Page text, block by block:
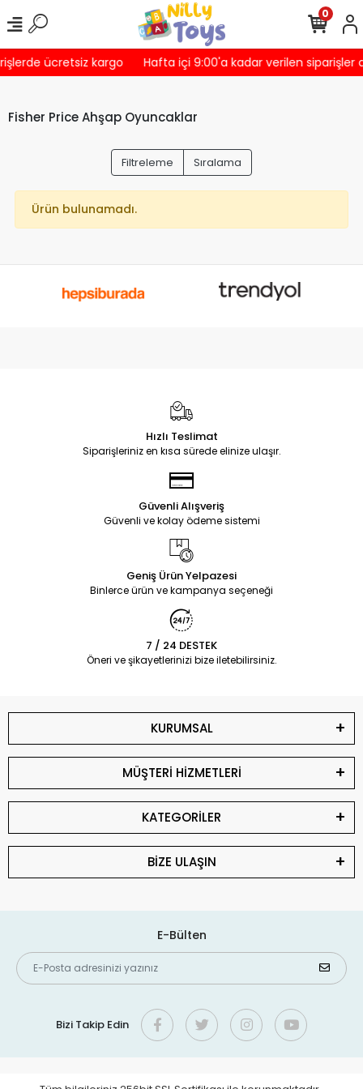
ücretsiz kargo Hafta içi 9:00'a kadar verilen siparişler
0
Fisher Price Ahşap Oyuncaklar
Filtreleme Sıralama
Ürün bulunamadı.
Hızlı Teslimat
Siparişleriniz en kısa sürede elinize ulaşır.
Güvenli Alışveriş
Güvenli ve kolay ödeme sistemi
Geniş Ürün Yelpazesi
Binlerce ürün ve kampanya seçeneği
7 / 24 DESTEK
Öneri ve şikayetlerinizi bize iletebilirsiniz.
KURUMSAL
MÜŞTERİ HİZMETLERİ
KATEGORİLER
BİZE ULAŞIN
E-Bülten
Bizi Takip Edin